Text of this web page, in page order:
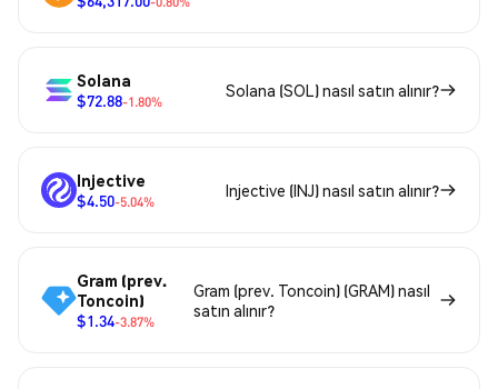
Solana
$72.88-1.80%
Solana (SOL) nasıl satın alınır?
Injective
$4.50-5.04%
Injective (INJ) nasıl satın alınır?
Gram (prev.
Toncoin)
$1.34-3.87%
Gram (prev. Toncoin) (GRAM) nasıl
satın alınır?